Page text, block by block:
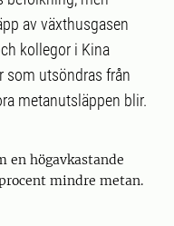
av växthusgasen
kollegor i Kina
som utsöndras från
metanutsläppen blir.
en högavkastande
mindre metan.